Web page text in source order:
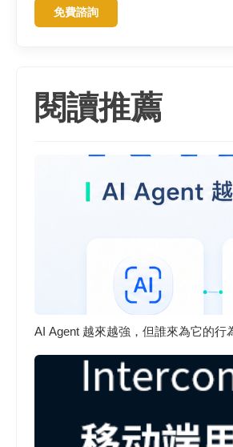
免費諮詢
閱讀推薦
AI Agent 越來越強，但誰來為它的行